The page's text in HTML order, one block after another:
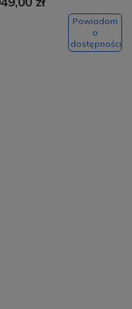
Powiadom
o
dostępności